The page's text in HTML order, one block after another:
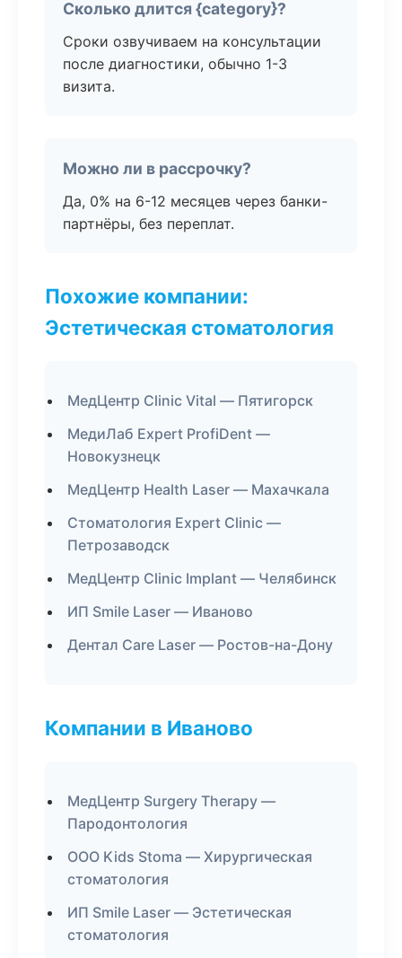
Сколько длится {category}?
Сроки озвучиваем на консультации
после диагностики, обычно 1-3
визита.
Можно ли в рассрочку?
Да, 0% на 6-12 месяцев через банки-
партнёры, без переплат.
Похожие компании:
Эстетическая стоматология
МедЦентр Clinic Vital — Пятигорск
МедиЛаб Expert ProfiDent —
Новокузнецк
МедЦентр Health Laser — Махачкала
Стоматология Expert Clinic —
Петрозаводск
МедЦентр Clinic Implant — Челябинск
ИП Smile Laser — Иваново
Дентал Care Laser — Ростов-на-Дону
Компании в Иваново
МедЦентр Surgery Therapy —
Пародонтология
ООО Kids Stoma — Хирургическая
стоматология
ИП Smile Laser — Эстетическая
стоматология